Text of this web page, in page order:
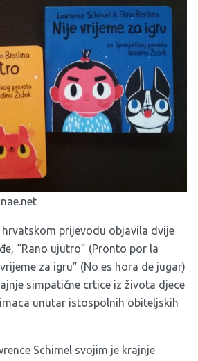
prijevodu objavila dvije
“Rano ujutro” (Pronto por la
za igru” (No es hora de jugar)
simpatične crtice iz života djece
unutar istospolnih obiteljskih
Schimel svojim je krajnje